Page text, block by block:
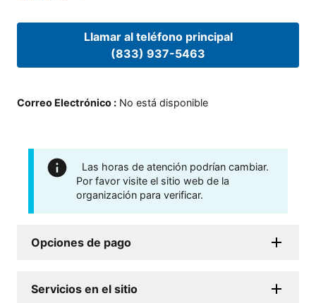
Llamar al teléfono principal
(833) 937-5463
Correo Electrónico : No está disponible
Las horas de atención podrían cambiar.
Por favor visite el sitio web de la
organización para verificar.
Opciones de pago
Servicios en el sitio